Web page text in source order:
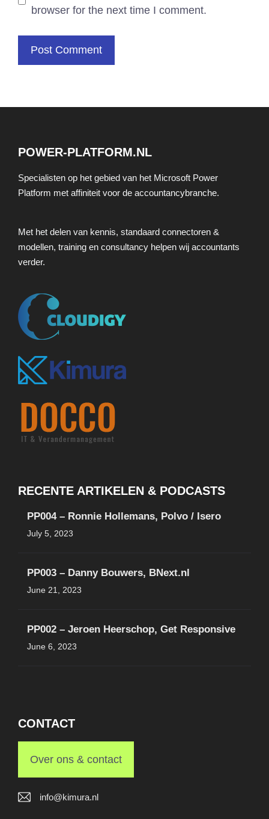
browser for the next time I comment.
POWER-PLATFORM.NL
Specialisten op het gebied van het Microsoft Power
Platform met affiniteit voor de accountancybranche.
Met het delen van kennis, standaard connectoren &
modellen, training en consultancy helpen wij accountants
verder.
RECENTE ARTIKELEN & PODCASTS
PP004 – Ronnie Hollemans, Polvo / Isero
July 5, 2023
PP003 – Danny Bouwers, BNext.nl
June 21, 2023
PP002 – Jeroen Heerschop, Get Responsive
June 6, 2023
CONTACT
Over ons & contact
info@kimura.nl